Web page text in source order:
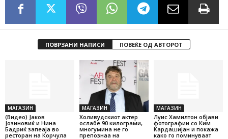
ПОВРЗАНИ НАПИСИ ПОВЕЌЕ ОД АВТОРОТ
МАГАЗИН
(Видео) Јаков
Јозиновиќ и Нина
Бадриќ запеаја во
ресторан на Корчула
МАГАЗИН
Холивудскиот актер
ослабе 90 килограми,
многумина не го
препознаа на
МАГАЗИН
Луис Хамилтон објави
фотографии со Ким
Кардашијан и покажа
како го поминуваат